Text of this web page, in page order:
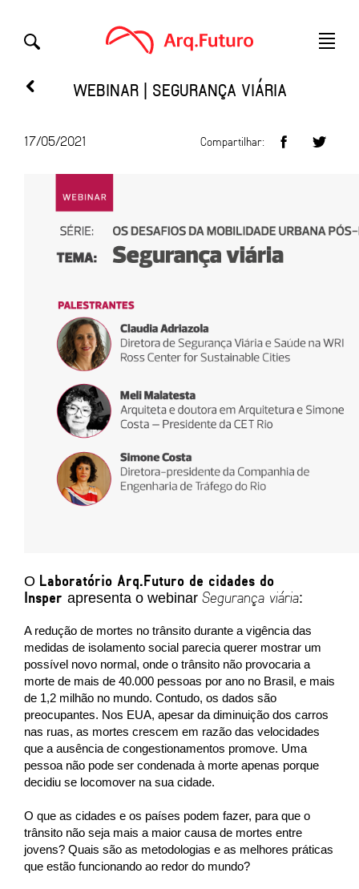
WEBINAR | SEGURANÇA VIÁRIA
17/05/2021 Compartilhar:
O Laboratório Arq.Futuro de cidades do
Insper apresenta o webinar Segurança viária:
A redução de mortes no trânsito durante a vigência das
medidas de isolamento social parecia querer mostrar um
possível novo normal, onde o trânsito não provocaria a
morte de mais de 40.000 pessoas por ano no Brasil, e mais
de 1,2 milhão no mundo. Contudo, os dados são
preocupantes. Nos EUA, apesar da diminuição dos carros
nas ruas, as mortes crescem em razão das velocidades
que a ausência de congestionamentos promove. Uma
pessoa não pode ser condenada à morte apenas porque
decidiu se locomover na sua cidade.
O que as cidades e os países podem fazer, para que o
trânsito não seja mais a maior causa de mortes entre
jovens? Quais são as metodologias e as melhores práticas
que estão funcionando ao redor do mundo?